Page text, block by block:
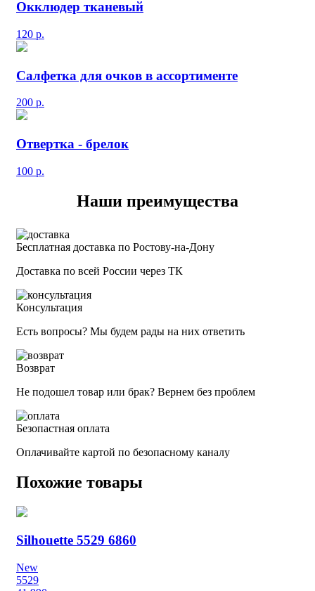
Окклюдер тканевый
120 р.
Салфетка для очков в ассортименте
200 р.
Отвертка - брелок
100 р.
Наши преимущества
Бесплатная доставка по Ростову-на-Дону
Доставка по всей России через ТК
Консультация
Есть вопросы? Мы будем рады на них ответить
Возврат
Не подошел товар или брак? Вернем без проблем
Безопастная оплата
Оплачивайте картой по безопасному каналу
Похожие товары
Silhouette 5529 6860
New
5529